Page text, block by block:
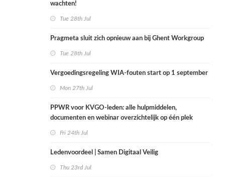
wachten!
Tue 28th Jul
Pragmeta sluit zich opnieuw aan bij Ghent Workgroup
Tue 28th Jul
Vergoedingsregeling WIA-fouten start op 1 september
Mon 27th Jul
PPWR voor KVGO-leden: alle hulpmiddelen,
documenten en webinar overzichtelijk op één plek
Fri 24th Jul
Ledenvoordeel | Samen Digitaal Veilig
Thu 23rd Jul